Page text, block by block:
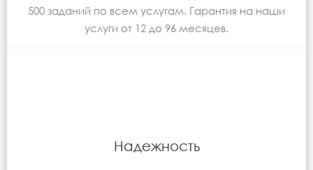
500 заданий по всем услугам. Гарантия на наши
услуги от 12 до 96 месяцев.
Надежность